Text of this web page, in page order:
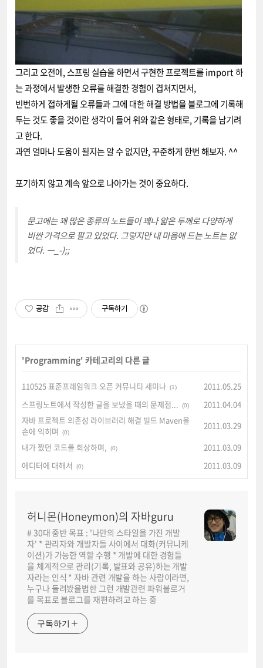
그리고 오전에, 스프링 실습을 하면서 구현한 프로젝트를 import 하
는 과정에서 발생한 오류를 해결한 경험이 겹쳐지면서,
빈번하게 접하게될 오류들과 그에 대한 해결 방법을 블로그에 기록해
두는 것도 좋을 것이란 생각이 들어 위와 같은 형태로, 기록을 남기려
고 한다.
과연 얼마나 도움이 될지는 알 수 없지만, 꾸준하게 한번 해보자. ^^
포기하지 않고 계속 앞으로 나아가는 것이 중요하다.
문고에는 꽤 많은 종류의 노트들이 꽤나 얇은 두께로 다양하게
비싼 가격으로 팔고 있었다. 그렇지만 내 마음에 드는 노트는 없
었다. ㅡ_-);;
공감 구독하기
'Programming' 카테고리의 다른 글
110525 표준프레임워크 오픈 커뮤니티 세미나 (1)
2011.05.25
스프링노트에서 작성한 글을 보냈을 때의 문제점...
(0)
2011.04.04
자바 프로젝트 의존성 라이브러리 해결 빌드 Maven을
손에 익히며
(0)
2011.03.29
내가 짰던 코드를 회상하며,
(0)
2011.03.09
에디터에 대해서
(0) 2011.03.09
허니몬(Honeymon)의 자바guru
# 30대 중반 목표 : '나만의 스타일을 가진 개발
자' * 관리자와 개발자들 사이에서 대화(커뮤니케
이션)가 가능한 역할 수행 * 개발에 대한 경험들
을 체계적으로 관리(기록, 발표와 공유)하는 개발
자라는 인식 * 자바 관련 개발을 하는 사람이라면,
누구나 들려봤을법한 그런 개발관련 파워블로거
를 목표로 블로그를 재편하려고 하는 중
구독하기